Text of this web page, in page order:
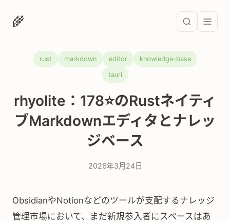
🌾
rust markdown editor knowledge-base
tauri
rhyolite：178⭐のRustネイティ
ブMarkdownエディタとナレッ
ジベース
2026年3月24日
ObsidianやNotionなどのツールが支配するナレッジ
管理市場において、まだ新規参入者にスペースはあ